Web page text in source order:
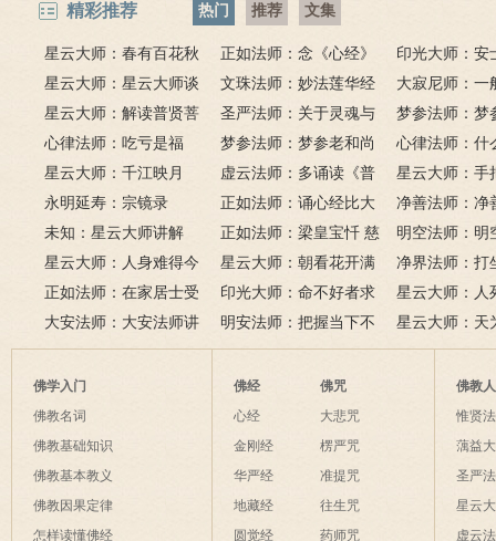
精彩推荐 热门 推荐 文集
星云大师：春有百花秋
有月，夏有凉风冬有雪；
若无闲事挂心头，便是人
间好时节。
正如法师：念《心经》
比《大悲咒》更好吗？
印光大师：安
话解
星云大师：星云大师谈
《心经》
文珠法师：妙法莲华经
大寂尼师：一
里可以读诵《
吗？
星云大师：解读普贤菩
萨十大愿王（附普贤行愿
品全文）
圣严法师：关于灵魂与
鬼的终极真相
梦参法师：梦
尚：金刚经
心律法师：吃亏是福
梦参法师：梦参老和尚
讲地藏本愿经
心律法师：什
有缘？
星云大师：千江映月
虚云法师：多诵读《普
门品》和《地藏经》
星云大师：手
满田，低头便
六根清净方为
来是向前。
永明延寿：宗镜录
正如法师：诵心经比大
悲咒功德大吗
净善法师：净
看风水与算命
运？
未知：星云大师讲解
正如法师：梁皇宝忏 慈
悲道场
明空法师：明
《心经》中的
星云大师：人身难得今
已得，佛法难闻今已闻；
此身不向今生度，更向何
生度此身？
星云大师：朝看花开满
树红，暮看花落树还空；
若将花比人间事，花与人
间事一同。
净界法师：打
该怎么念佛？
正如法师：在家居士受
五戒可以搭缦衣吗？
印光大师：命不好者求
美好姻缘，有个简单方
法
星云大师：人
是怎样的？
大安法师：大安法师讲
解
明安法师：把握当下不
后悔
星云大师：天
为毡，日月星
夜间不敢长伸
破海底天。
佛学入门
佛教名词
佛教基础知识
佛教基本教义
佛教因果定律
怎样读懂佛经
佛经
心经
金刚经
华严经
地藏经
圆觉经
佛咒
大悲咒
楞严咒
准提咒
往生咒
药师咒
佛教
惟贤
蕅益
圣严
星云
虚云